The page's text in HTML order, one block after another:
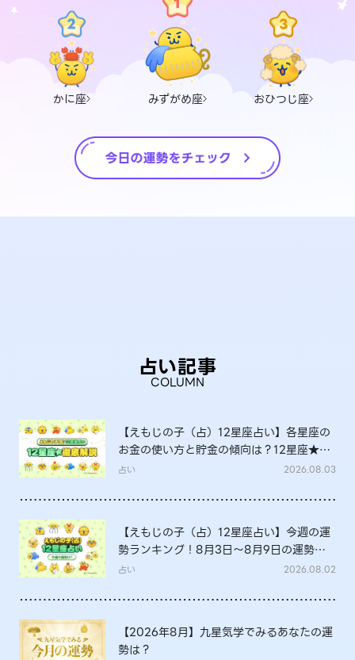
かに座 みずがめ座 おひつじ座
占い記事
COLUMN
【えもじの子（占）12星座占い】各星座の
お金の使い方と貯金の傾向は？12星座★徹
底解説
占い 2026.08.03
【えもじの子（占）12星座占い】今週の運
勢ランキング！8月3日～8月9日の運勢
は？
占い 2026.08.02
【2026年8月】九星気学でみるあなたの運
勢は？